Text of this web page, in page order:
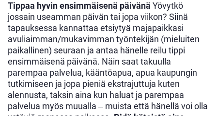
Tippaa hyvin ensimmäisenä päivänä Yövytkö
jossain useamman päivän tai jopa viikon? Siinä
tapauksessa kannattaa etsiytyä majapaikkasi
avuliaimman/mukavimman työntekijän (mieluiten
paikallinen) seuraan ja antaa hänelle reilu tippi
ensimmäisenä päivänä. Näin saat takuulla
parempaa palvelua, kääntöapua, apua kaupungin
tutkimiseen ja jopa pieniä ekstrajuttuja kuten
alennusta, taksin aina kun haluat ja parempaa
palvelua myös muualla ‒ muista että hänellä voi olla